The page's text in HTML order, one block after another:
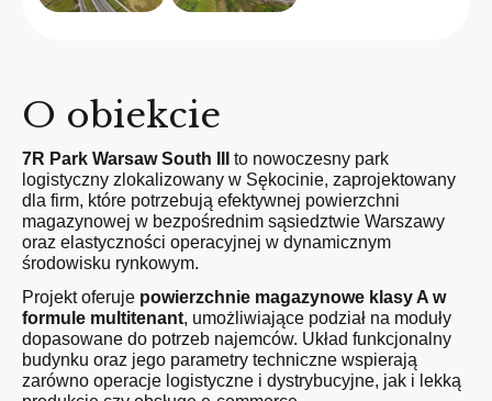
O obiekcie
7R Park Warsaw South III
to nowoczesny park
logistyczny zlokalizowany w Sękocinie, zaprojektowany
dla firm, które potrzebują efektywnej powierzchni
magazynowej w bezpośrednim sąsiedztwie Warszawy
oraz elastyczności operacyjnej w dynamicznym
środowisku rynkowym.
Projekt oferuje powierzchnie magazynowe klasy A w
formule multitenant, umożliwiające podział na moduły
dopasowane do potrzeb najemców. Układ funkcjonalny
budynku oraz jego parametry techniczne wspierają
zarówno operacje logistyczne i dystrybucyjne, jak i lekką